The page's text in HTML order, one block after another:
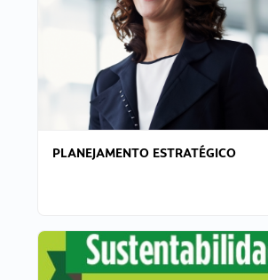
PLANEJAMENTO ESTRATÉGICO